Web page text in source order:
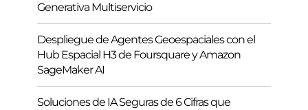
Generativa Multiservicio
Despliegue de Agentes Geoespaciales con el
Hub Espacial H3 de Foursquare y Amazon
SageMaker AI
Soluciones de IA Seguras de 6 Cifras que